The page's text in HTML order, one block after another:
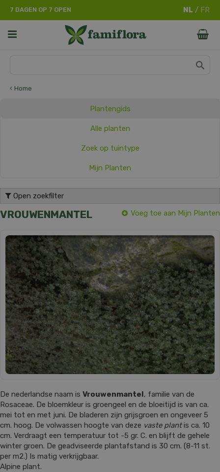
Home
7 DAGEN OP 7 OPEN
Plantengids
Alle planten
Zoek op tuintype
Mijn Planten
Open zoekfilter
VROUWENMANTEL Voeg toe aan Mijn Planten
De nederlandse naam is Vrouwenmantel, familie van de
Rosaceae. De bloemkleur is groengeel en de bloeitijd is van ca.
mei tot en met juni. De bladeren zijn grijsgroen en ongeveer 5
cm. hoog. De volwassen hoogte van deze vaste plantis ca. 10
cm. Verdraagt een temperatuur tot -5 gr. C. en blijft de gehele
winter groen. De geadviseerde plantafstand is 30 cm. (8-11 st.
per m2.) Is matig verkrijgbaar.
Alpine plant.